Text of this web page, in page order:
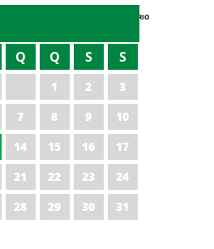
AGENDA DO SECRETÁRIO
Q Q S S
1 2
3
7 8 9
10
14 15 16
17
21 22 23
24
28 29 30 31